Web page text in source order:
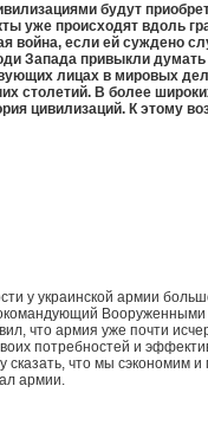
будут
уже происходят вдоль
война, если ей суждено
Запада привыкли думать
лицах в мировых
столетий. В более
цивилизаций. К этому
у украинской армии
Вооруженными
что армия уже почти
потребностей и
сказать, что мы сэкономим
армии.